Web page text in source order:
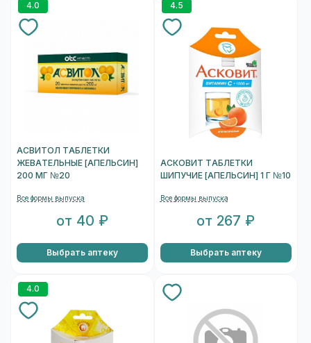
4.0
АСВИТОЛ ТАБЛЕТКИ
ЖЕВАТЕЛЬНЫЕ [АПЕЛЬСИН]
200 МГ №20
Все формы выпуска
от 40 ₽
Выбрать аптеку
4.5
АСКОВИТ ТАБЛЕТКИ
ШИПУЧИЕ [АПЕЛЬСИН] 1 Г №10
Все формы выпуска
от 267 ₽
Выбрать аптеку
4.0